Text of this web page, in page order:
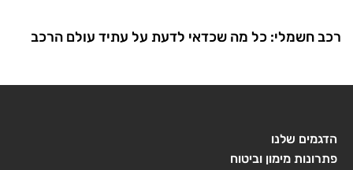
רכב חשמלי: כל מה שכדאי לדעת על עתיד עולם הרכב
הדגמים שלנו
פתרונות מימון וביטוח